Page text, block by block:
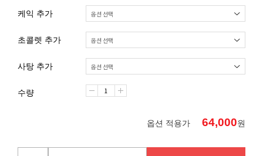
케익 추가
초콜렛 추가
사탕 추가
수량
옵션 적용가 64,000원